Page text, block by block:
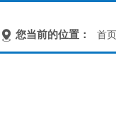
您当前的位置： 首页